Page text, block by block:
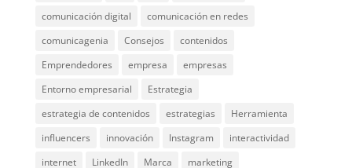
comunicación digital
comunicación en redes
comunicagenia
Consejos
contenidos
Emprendedores
empresa
empresas
Entorno empresarial
Estrategia
estrategia de contenidos
estrategias
Herramienta
influencers
innovación Instagram
interactividad
internet
LinkedIn Marca marketing